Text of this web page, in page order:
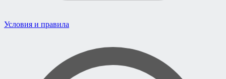
Условия и правила